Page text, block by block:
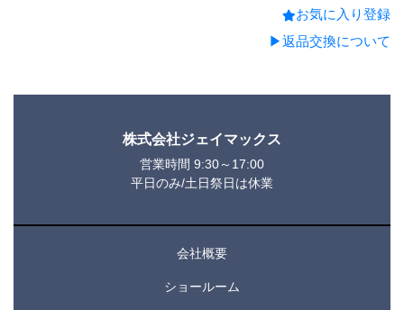
お気に入り登録
▶返品交換について
株式会社ジェイマックス
営業時間 9:30～17:00
平日のみ/土日祭日は休業
会社概要
ショールーム